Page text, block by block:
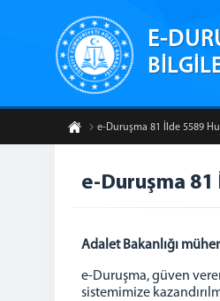
E-
e-Duruşma 81 İlde 5589
e-Duruşma 81
Adalet Bakanlığı
e-Duruşma, güven
sistemimize